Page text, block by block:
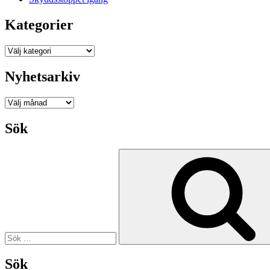
Kategorier
Kategorier
Nyhetsarkiv
Nyhetsarkiv
Sök
Sök